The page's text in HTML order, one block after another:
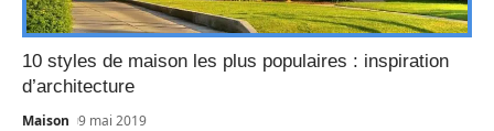
10 styles de maison les plus populaires : inspiration
d’architecture
Maison 9 mai 2019